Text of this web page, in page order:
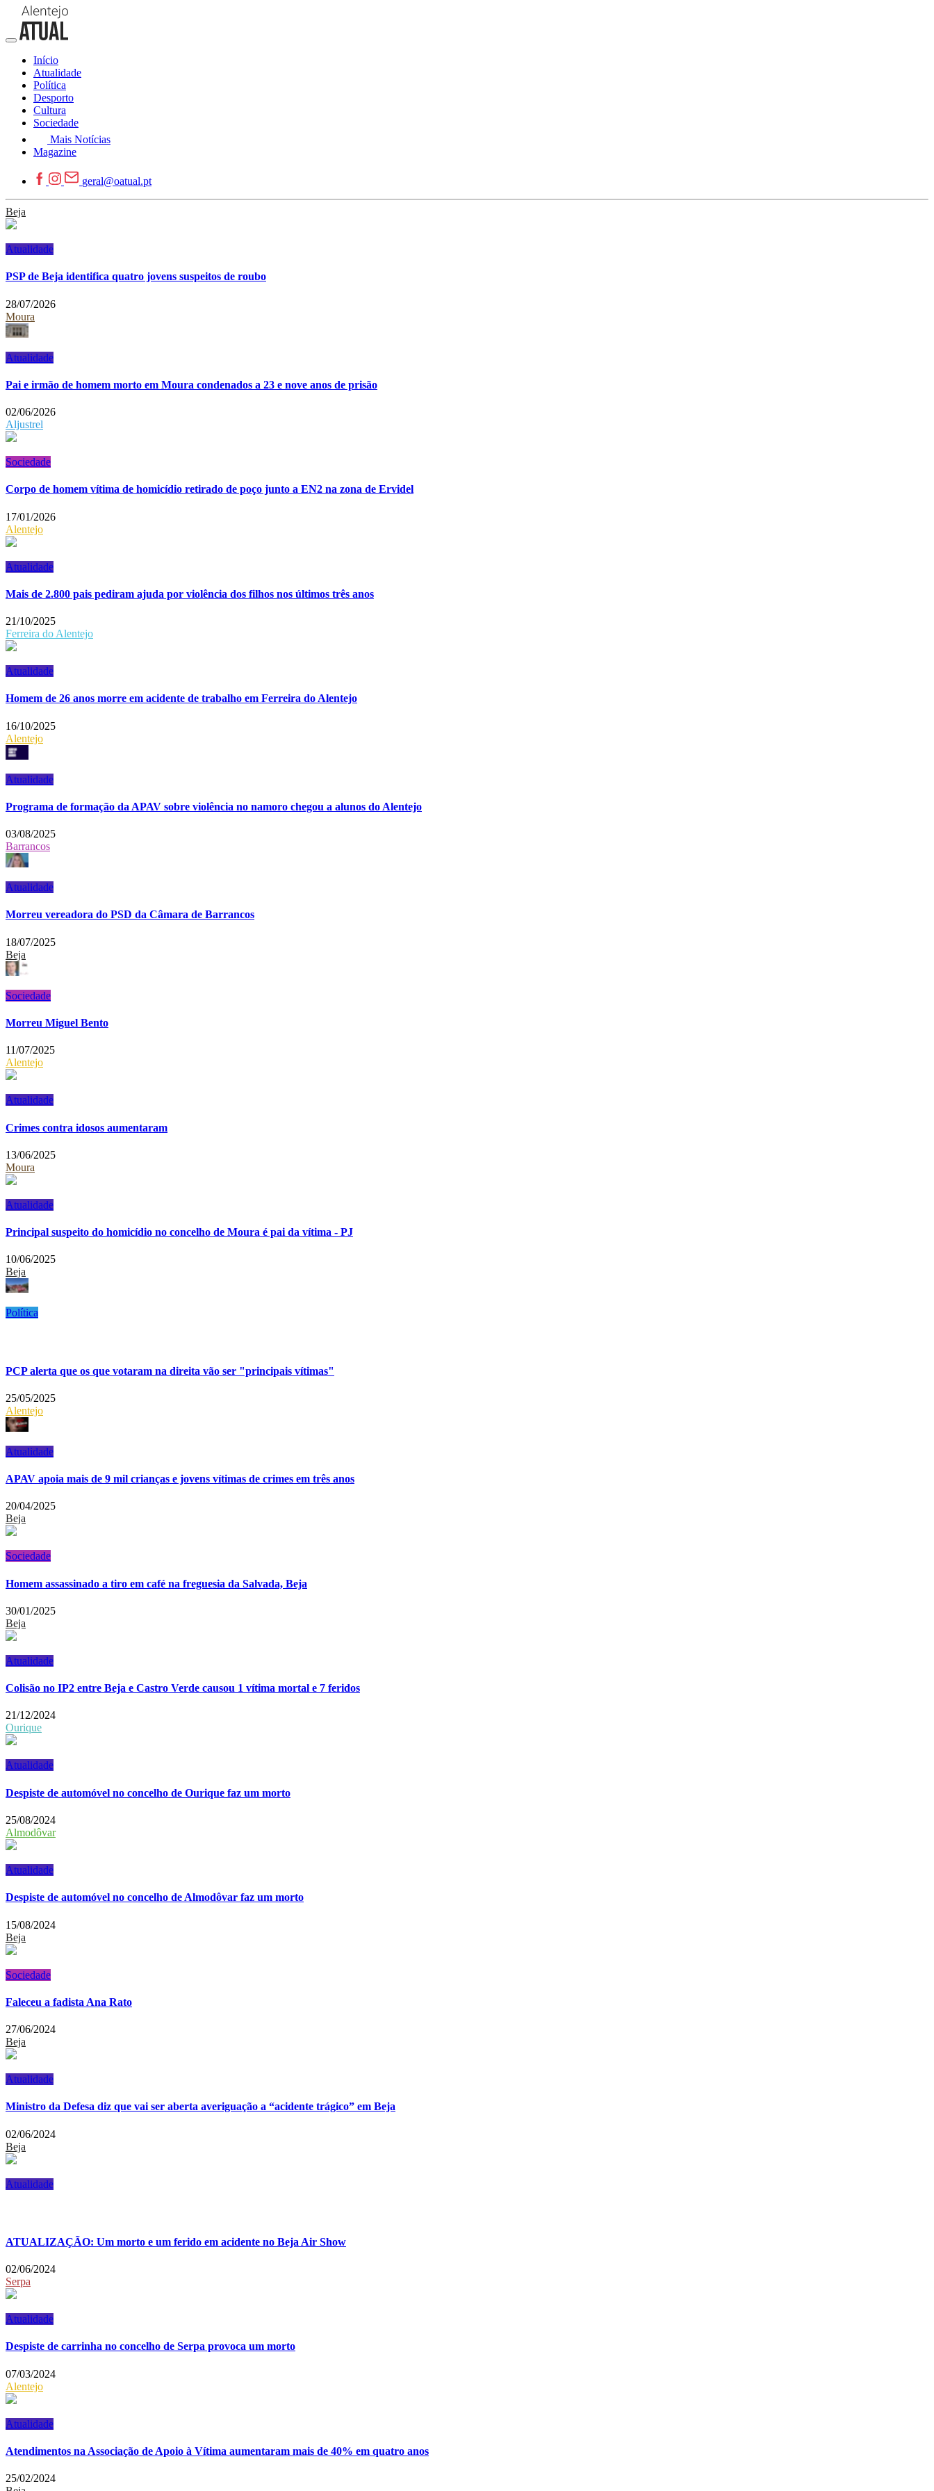
Início
Atualidade
Política
Desporto
Cultura
Sociedade
Mais Notícias
Magazine
geral@oatual.pt
Beja
Atualidade
PSP de Beja identifica quatro jovens suspeitos de roubo
28/07/2026
Moura
Atualidade
Pai e irmão de homem morto em Moura condenados a 23 e nove anos de prisão
02/06/2026
Aljustrel
Sociedade
Corpo de homem vítima de homicídio retirado de poço junto a EN2 na zona de Ervidel
17/01/2026
Alentejo
Atualidade
Mais de 2.800 pais pediram ajuda por violência dos filhos nos últimos três anos
21/10/2025
Ferreira do Alentejo
Atualidade
Homem de 26 anos morre em acidente de trabalho em Ferreira do Alentejo
16/10/2025
Alentejo
Atualidade
Programa de formação da APAV sobre violência no namoro chegou a alunos do Alentejo
03/08/2025
Barrancos
Atualidade
Morreu vereadora do PSD da Câmara de Barrancos
18/07/2025
Beja
Sociedade
Morreu Miguel Bento
11/07/2025
Alentejo
Atualidade
Crimes contra idosos aumentaram
13/06/2025
Moura
Atualidade
Principal suspeito do homicídio no concelho de Moura é pai da vítima - PJ
10/06/2025
Beja
Política
PCP alerta que os que votaram na direita vão ser "principais vítimas"
25/05/2025
Alentejo
Atualidade
APAV apoia mais de 9 mil crianças e jovens vítimas de crimes em três anos
20/04/2025
Beja
Sociedade
Homem assassinado a tiro em café na freguesia da Salvada, Beja
30/01/2025
Beja
Atualidade
Colisão no IP2 entre Beja e Castro Verde causou 1 vítima mortal e 7 feridos
21/12/2024
Ourique
Atualidade
Despiste de automóvel no concelho de Ourique faz um morto
25/08/2024
Almodôvar
Atualidade
Despiste de automóvel no concelho de Almodôvar faz um morto
15/08/2024
Beja
Sociedade
Faleceu a fadista Ana Rato
27/06/2024
Beja
Atualidade
Ministro da Defesa diz que vai ser aberta averiguação a “acidente trágico” em Beja
02/06/2024
Beja
Atualidade
ATUALIZAÇÃO: Um morto e um ferido em acidente no Beja Air Show
02/06/2024
Serpa
Atualidade
Despiste de carrinha no concelho de Serpa provoca um morto
07/03/2024
Alentejo
Atualidade
Atendimentos na Associação de Apoio à Vítima aumentaram mais de 40% em quatro anos
25/02/2024